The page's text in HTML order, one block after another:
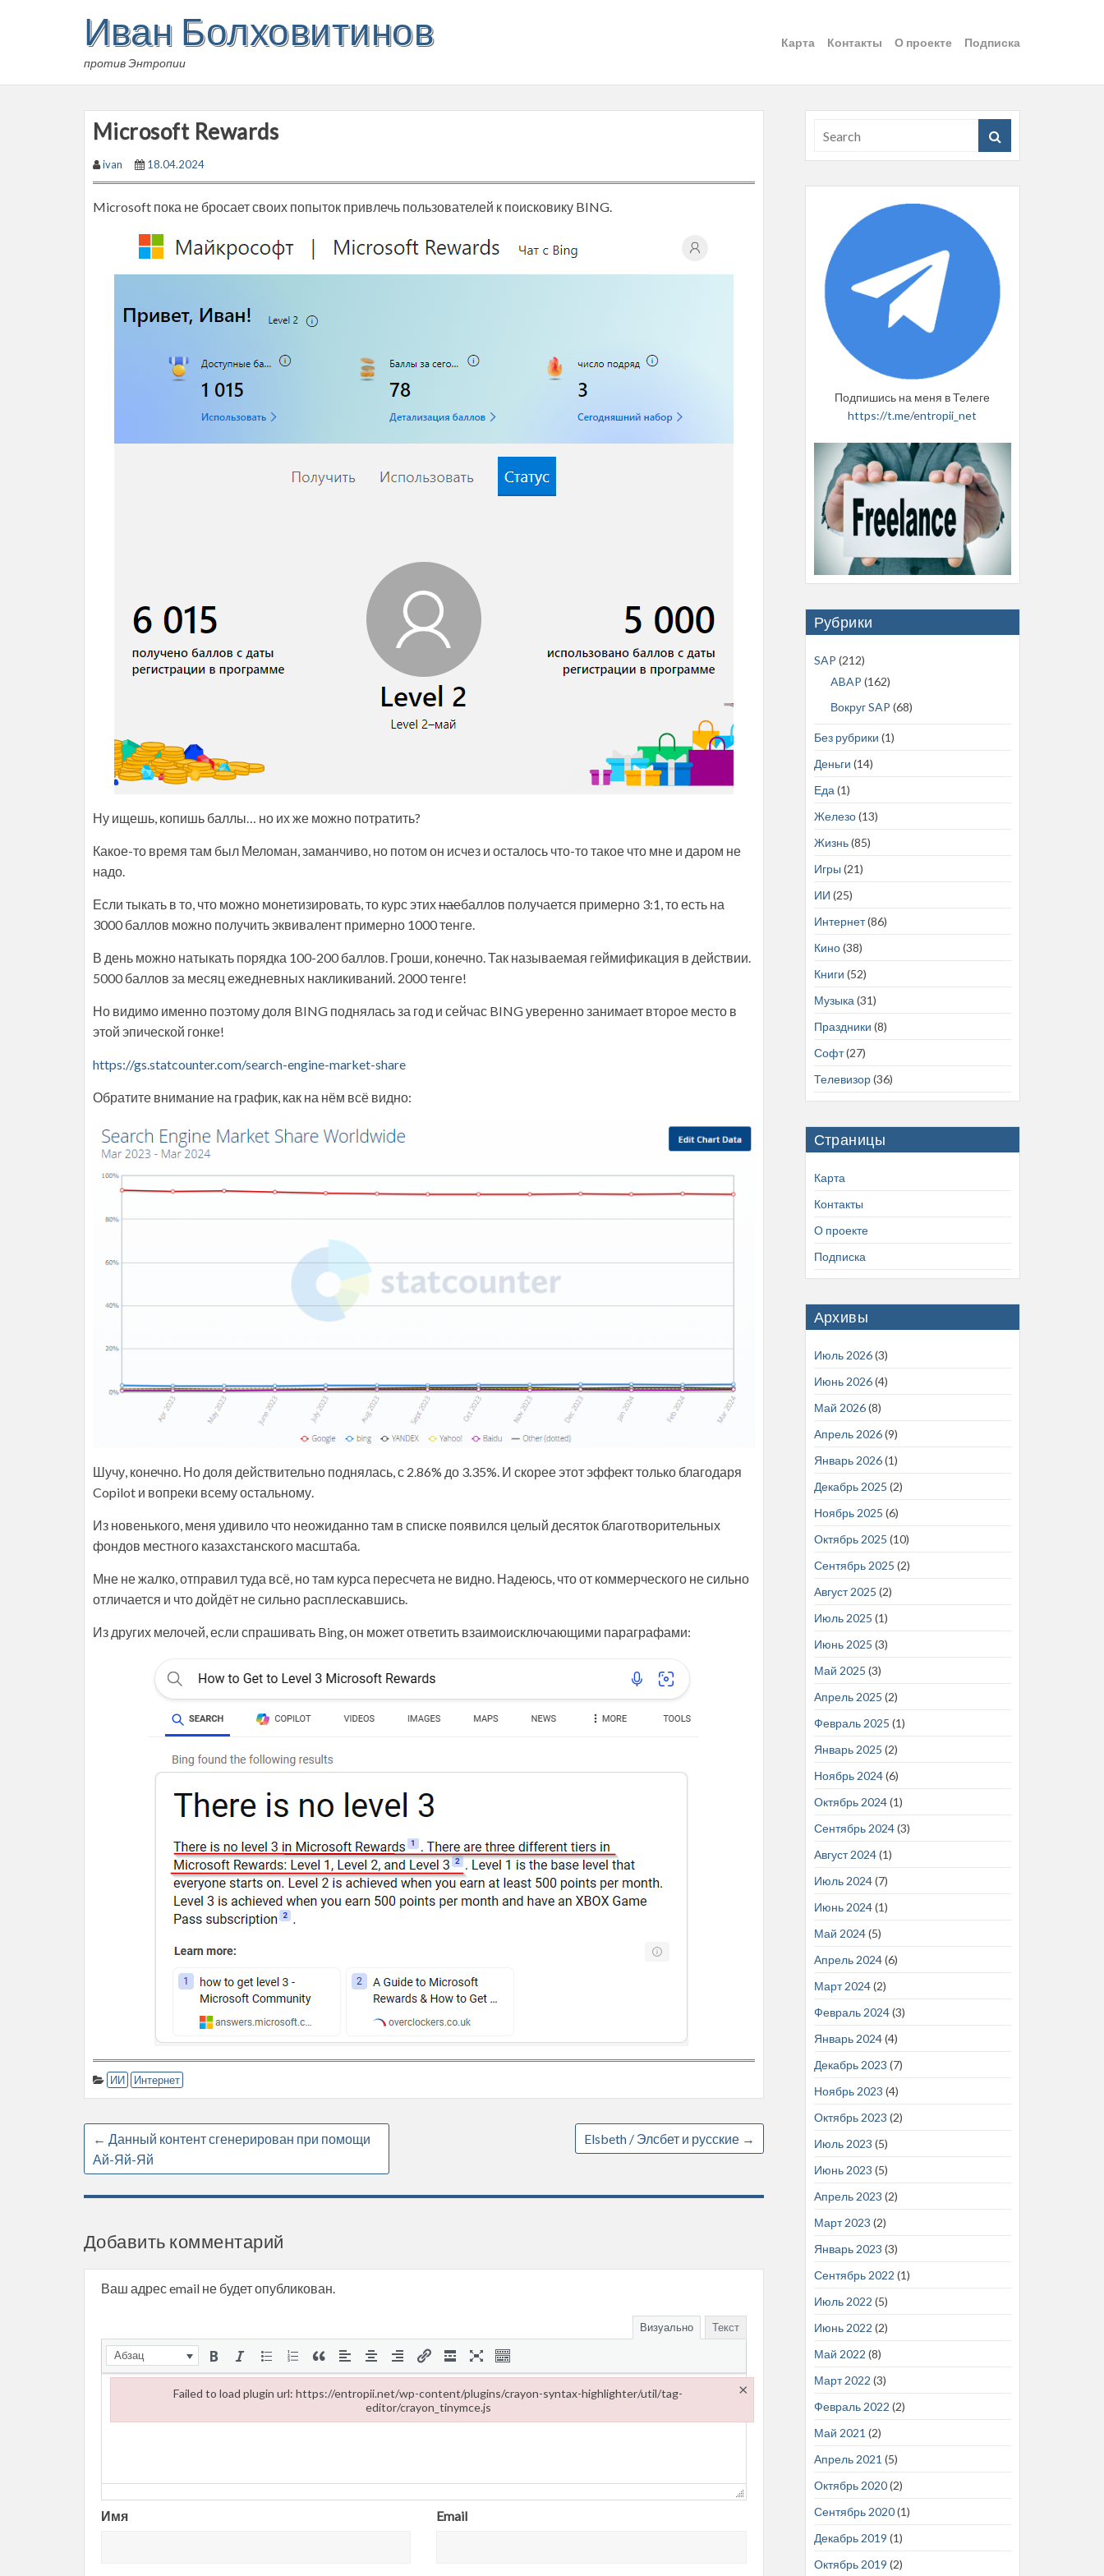
Иван Болховитинов
против Энтропии
Карта Контакты О проекте Подписка
Microsoft Rewards
ivan 18.04.2024
Microsoft пока не бросает своих попыток привлечь пользователей к поисковику BING.
Ну ищешь, копишь баллы… но их же можно потратить?
Какое-то время там был Меломан, заманчиво, но потом он исчез и осталось что-то такое что мне и даром не
надо.
Если тыкать в то, что можно монетизировать, то курс этихнаебаллов получается примерно 3:1, то есть на
3000 баллов можно получить эквивалент примерно 1000 тенге.
В день можно натыкать порядка 100-200 баллов. Гроши, конечно. Так называемая геймификация в действии.
5000 баллов за месяц ежедневных накликиваний. 2000 тенге!
Но видимо именно поэтому доля BING поднялась за год и сейчас BING уверенно занимает второе место в
этой эпической гонке!
https://gs.statcounter.com/search-engine-market-share
Обратите внимание на график, как на нём всё видно:
Шучу, конечно. Но доля действительно поднялась, с 2.86% до 3.35%. И скорее этот эффект только благодаря
Copilot и вопреки всему остальному.
Из новенького, меня удивило что неожиданно там в списке появился целый десяток благотворительных
фондов местного казахстанского масштаба.
Мне не жалко, отправил туда всё, но там курса пересчета не видно. Надеюсь, что от коммерческого не сильно
отличается и что дойдёт не сильно расплескавшись.
Из других мелочей, если спрашивать Bing, он может ответить взаимоисключающими параграфами:
ИИ Интернет
← Данный контент сгенерирован при помощи
Ай-Яй-Яй
Elsbeth / Элсбет и русские →
Добавить комментарий
Ваш адрес email не будет опубликован.
Визуально Текст
Абзац
Имя Email
Подпишись на меня в Телеге
https://t.me/entropii_net
Рубрики
SAP (212)
ABAP (162)
Вокруг SAP (68)
Без рубрики (1)
Деньги (14)
Еда (1)
Железо(13)
Жизнь(85)
Игры (21)
ИИ (25)
Интернет(86)
Кино(38)
Книги (52)
Музыка (31)
Праздники (8)
Софт(27)
Телевизор(36)
Страницы
Карта
Контакты
О проекте
Подписка
Архивы
Июль 2026(3)
Июнь 2026(4)
Май 2026(8)
Апрель 2026(9)
Январь 2026(1)
Декабрь 2025 (2)
Ноябрь 2025 (6)
Октябрь 2025 (10)
Сентябрь 2025 (2)
Август 2025 (2)
Июль 2025 (1)
Июнь 2025 (3)
Май 2025 (3)
Апрель 2025 (2)
Февраль 2025 (1)
Январь 2025 (2)
Ноябрь 2024(6)
Октябрь 2024(1)
Сентябрь 2024(3)
Август 2024(1)
Июль 2024(7)
Июнь 2024(1)
Май 2024(5)
Апрель 2024(6)
Март 2024(2)
Февраль 2024(3)
Январь 2024(4)
Декабрь 2023 (7)
Ноябрь 2023 (4)
Октябрь 2023 (2)
Июль 2023 (5)
Июнь 2023 (5)
Апрель 2023 (2)
Март 2023 (2)
Январь 2023 (3)
Сентябрь 2022 (1)
Июль 2022 (5)
Июнь 2022 (2)
Май 2022 (8)
Март 2022 (3)
Февраль 2022 (2)
Май 2021 (2)
Апрель 2021 (5)
Октябрь 2020(2)
Сентябрь 2020(1)
Декабрь 2019 (1)
Октябрь 2019 (2)
Failed to load plugin url: https://entropii.net/wp-content/plugins/crayon-syntax-highlighter/util/tag-
editor/crayon_tinymce.js
×
Failed to load plugin url: https://entropii.net/wp-content/plugins/crayon-syntax-highlighter/util/tag-editor/crayon_tinymce.js